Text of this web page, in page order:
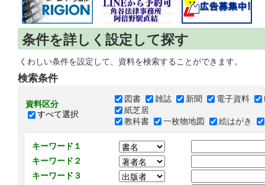
条件を詳しく設定して探す
くわしい条件を設定して、資料を検索することができます。
検索条件
資料区分
すべて選択
図書 雑誌 新聞 電子資料
紙芝居
教科書
一枚物地図 絵はがき
キーワード１
キーワード２
キーワード３